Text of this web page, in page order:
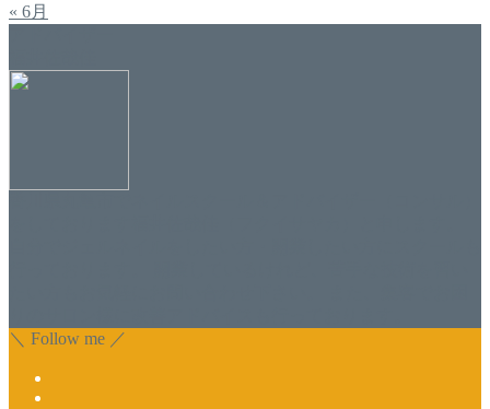
« 6月
＼ Follow me ／